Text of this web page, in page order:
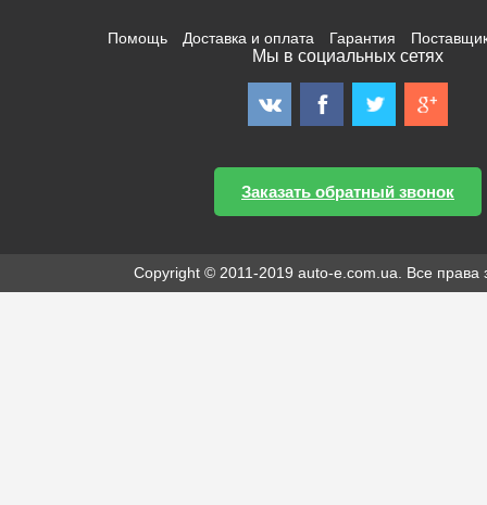
Помощь Доставка и оплата Гарантия
Мы в социальных сетях
Заказать обратный звонок
Copyright © 2011-2019 auto-e.com.ua. Все